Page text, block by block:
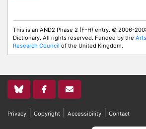
This is an AND2 Phase 2 (F-H) entry. © 2006-
Dictionary. All rights reserved. Funded by the
Research Council of the United Kingdom.
Privacy Copyright Accessibility Contact